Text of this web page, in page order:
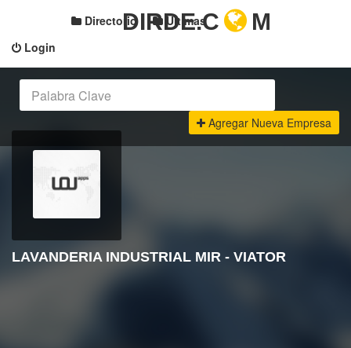
Login
Directorio Últimas
DIRDE.C M
Agregar Nueva Empresa
LAVANDERIA INDUSTRIAL MIR - VIATOR